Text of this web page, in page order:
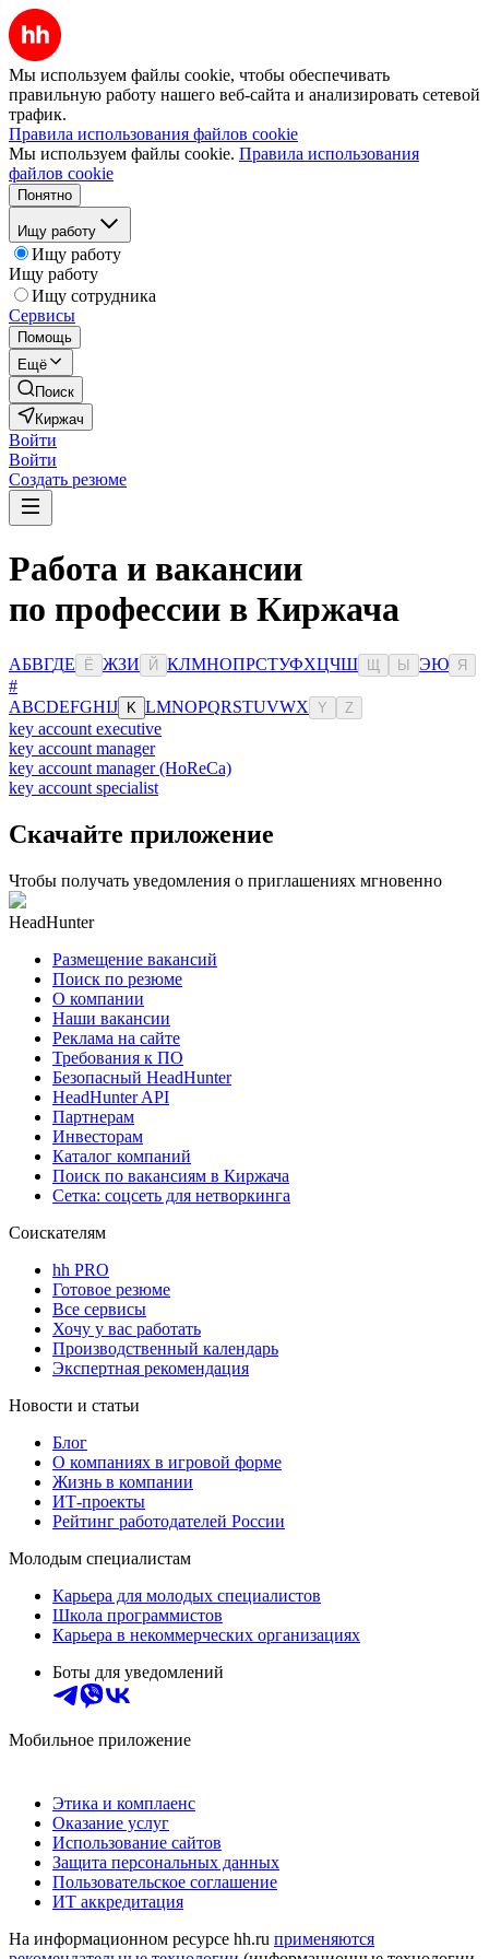
Мы используем файлы cookie, чтобы обеспечивать
правильную работу нашего веб-сайта и анализировать сетевой
трафик.
Правила использования файлов cookie
Мы используем файлы cookie. Правила использования
файлов cookie
Понятно
Ищу работу
Ищу работу
Ищу работу
Ищу сотрудника
Сервисы
Помощь
Ещё
Поиск
Киржач
Войти
Войти
Создать резюме
Работа и вакансии
по профессии в Киржача
АБВГДЕ Ё ЖЗИ Й КЛМНОПРСТУФХЦЧШ Ы ЭЮ Я
#
ABCDEFGHIJ K LMNOPQRSTUVWX Y Z
key account executive
key account manager
key account manager (HoReCa)
key account specialist
Скачайте приложение
Чтобы получать уведомления о приглашениях мгновенно
HeadHunter
Размещение вакансий
Поиск по резюме
О компании
Наши вакансии
Реклама на сайте
Требования к ПО
Безопасный HeadHunter
HeadHunter API
Партнерам
Инвесторам
Каталог компаний
Поиск по вакансиям в Киржача
Сетка: соцсеть для нетворкинга
Соискателям
hh PRO
Готовое резюме
Все сервисы
Хочу у вас работать
Производственный календарь
Экспертная рекомендация
Новости и статьи
Блог
О компаниях в игровой форме
Жизнь в компании
ИТ-проекты
Рейтинг работодателей России
Молодым специалистам
Карьера для молодых специалистов
Школа программистов
Карьера в некоммерческих организациях
Боты для уведомлений
Мобильное приложение
Этика и комплаенс
Оказание услуг
Использование сайтов
Защита персональных данных
Пользовательское соглашение
ИТ аккредитация
На информационном ресурсе hh.ru применяются